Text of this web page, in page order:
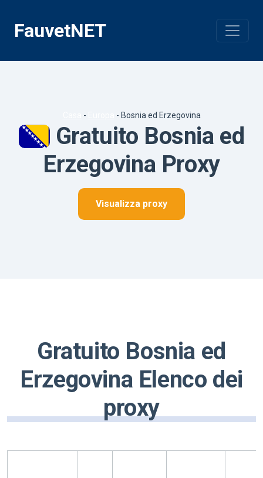
contenuto
FauvetNET
- - Bosnia ed Erzegovina
Gratuito Bosnia ed
Erzegovina Proxy
Visualizza proxy
Gratuito Bosnia ed
Erzegovina Elenco dei
proxy